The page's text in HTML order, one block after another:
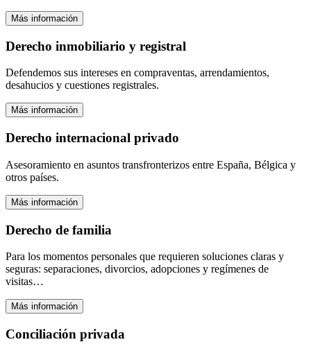
Más información
Derecho inmobiliario y registral
Defendemos sus intereses en compraventas, arrendamientos,
desahucios y cuestiones registrales.
Más información
Derecho internacional privado
Asesoramiento en asuntos transfronterizos entre España, Bélgica y
otros países.
Más información
Derecho de familia
Para los momentos personales que requieren soluciones claras y
seguras: separaciones, divorcios, adopciones y regímenes de
visitas…
Más información
Conciliación privada